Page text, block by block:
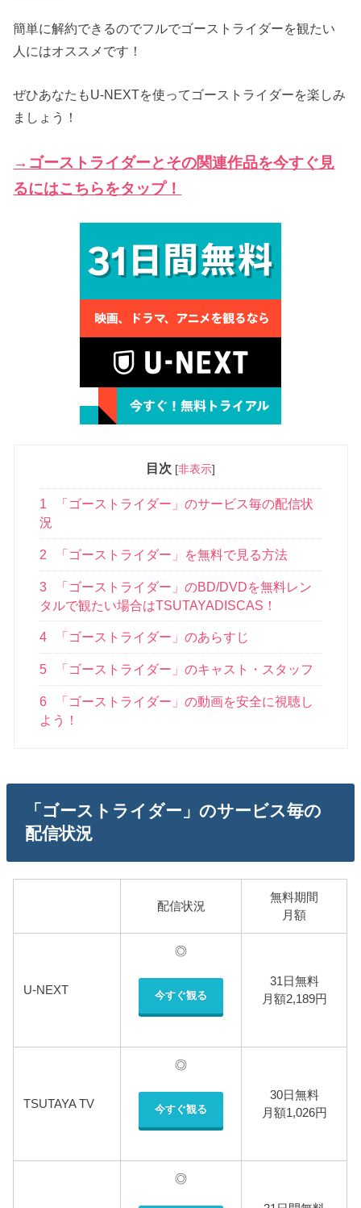
簡単に解約できるのでフルでゴーストライダーを観たい
人にはオススメです！
ぜひあなたもU-NEXTを使ってゴーストライダーを楽しみ
ましょう！
→ゴーストライダーとその関連作品を今すぐ見
るにはこちらをタップ！
目次 [非表示]
1
「ゴーストライダー」のサービス毎の配信状
況
2 「ゴーストライダー」を無料で見る方法
3
「ゴーストライダー」のBD/DVDを無料レン
タルで観たい場合はTSUTAYADISCAS！
4 「ゴーストライダー」のあらすじ
5 「ゴーストライダー」のキャスト・スタッフ
6
「ゴーストライダー」の動画を安全に視聴し
よう！
「ゴーストライダー」のサービス毎の
配信状況
配信状況
無料期間
月額
U-NEXT
◎
今すぐ観る
31日無料
月額2,189円
TSUTAYA TV
◎
今すぐ観る
30日無料
月額1,026円
◎